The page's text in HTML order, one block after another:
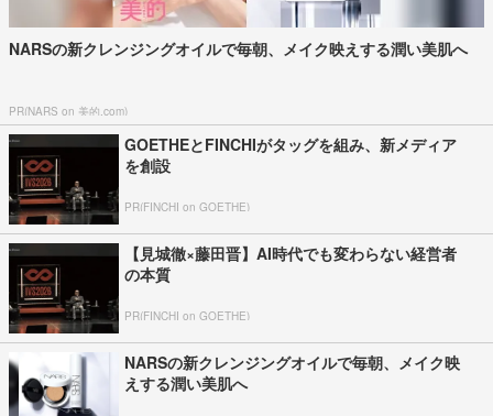
NARSの新クレンジングオイルで毎朝、メイク映えする潤い美肌へ
PR(NARS on 美的.com)
GOETHEとFINCHIがタッグを組み、新メディア
を創設
PR(FINCHI on GOETHE)
【見城徹×藤田晋】AI時代でも変わらない経営者
の本質
PR(FINCHI on GOETHE)
NARSの新クレンジングオイルで毎朝、メイク映
えする潤い美肌へ